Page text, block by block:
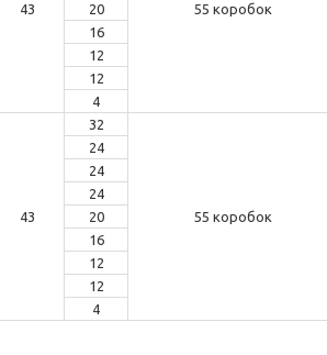
43 55 коробок
20
16
12
12
4
43
32
55 коробок
24
24
24
20
16
12
12
4